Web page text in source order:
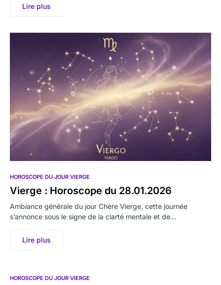
Lire plus
HOROSCOPE DU JOUR VIERGE
Vierge : Horoscope du 28.01.2026
Ambiance générale du jour Chère Vierge, cette journée
s’annonce sous le signe de la clarté mentale et de…
Lire plus
HOROSCOPE DU JOUR VIERGE